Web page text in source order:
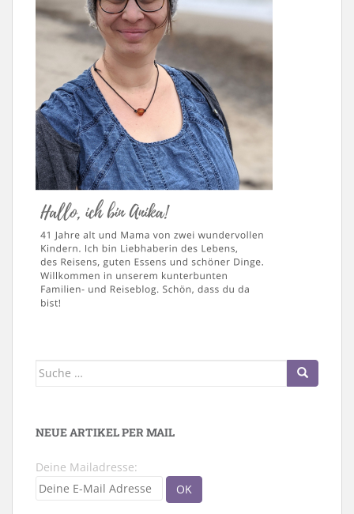
Suche
NEUE ARTIKEL PER MAIL
Deine Mailadresse: